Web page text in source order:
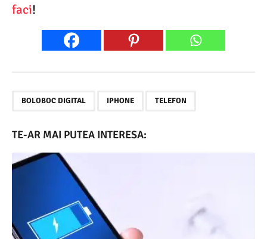
faci!
BOLOBOC DIGITAL IPHONE TELEFON
TE-AR MAI PUTEA INTERESA: